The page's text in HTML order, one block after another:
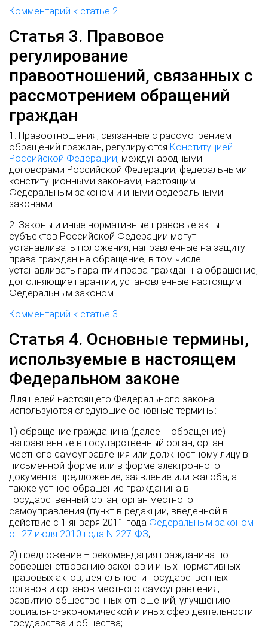
Комментарий к статье 2
Статья 3. Правовое
регулирование
правоотношений, связанных с
рассмотрением обращений
граждан
1. Правоотношения, связанные с рассмотрением
обращений граждан, регулируются Конституцией
Российской Федерации, международными
договорами Российской Федерации, федеральными
конституционными законами, настоящим
Федеральным законом и иными федеральными
законами.
2. Законы и иные нормативные правовые акты
субъектов Российской Федерации могут
устанавливать положения, направленные на защиту
права граждан на обращение, в том числе
устанавливать гарантии права граждан на обращение,
дополняющие гарантии, установленные настоящим
Федеральным законом.
Комментарий к статье 3
Статья 4. Основные термины,
используемые в настоящем
Федеральном законе
Для целей настоящего Федерального закона
используются следующие основные термины:
1) обращение гражданина (далее – обращение) –
направленные в государственный орган, орган
местного самоуправления или должностному лицу в
письменной форме или в форме электронного
документа предложение, заявление или жалоба, а
также устное обращение гражданина в
государственный орган, орган местного
самоуправления (пункт в редакции, введенной в
действие с 1 января 2011 года Федеральным законом
от 27 июля 2010 года N 227-ФЗ;
2) предложение – рекомендация гражданина по
совершенствованию законов и иных нормативных
правовых актов, деятельности государственных
органов и органов местного самоуправления,
развитию общественных отношений, улучшению
социально-экономической и иных сфер деятельности
государства и общества;